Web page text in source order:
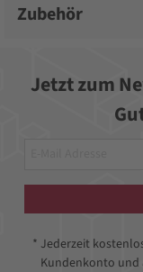
Zubehör
Jetzt zum
* Jederzeit
Kundenkonto und